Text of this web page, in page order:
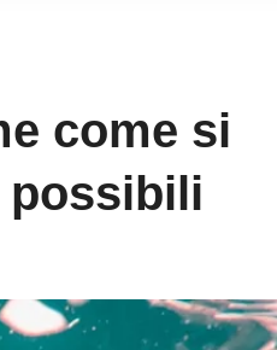
come si
possibili